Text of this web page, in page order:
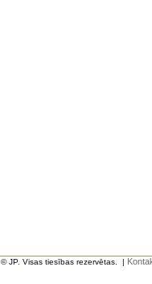
© JP. Visas tiesības rezervētas. |